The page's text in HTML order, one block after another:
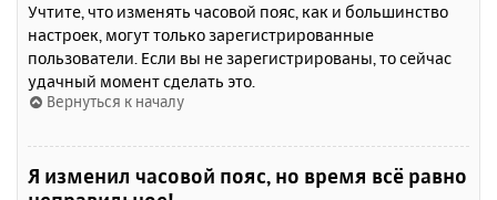
Учтите, что изменять часовой пояс, как и большинство
настроек, могут только зарегистрированные
пользователи. Если вы не зарегистрированы, то сейчас
удачный момент сделать это.
Вернуться к началу
Я изменил часовой пояс, но время всё равно